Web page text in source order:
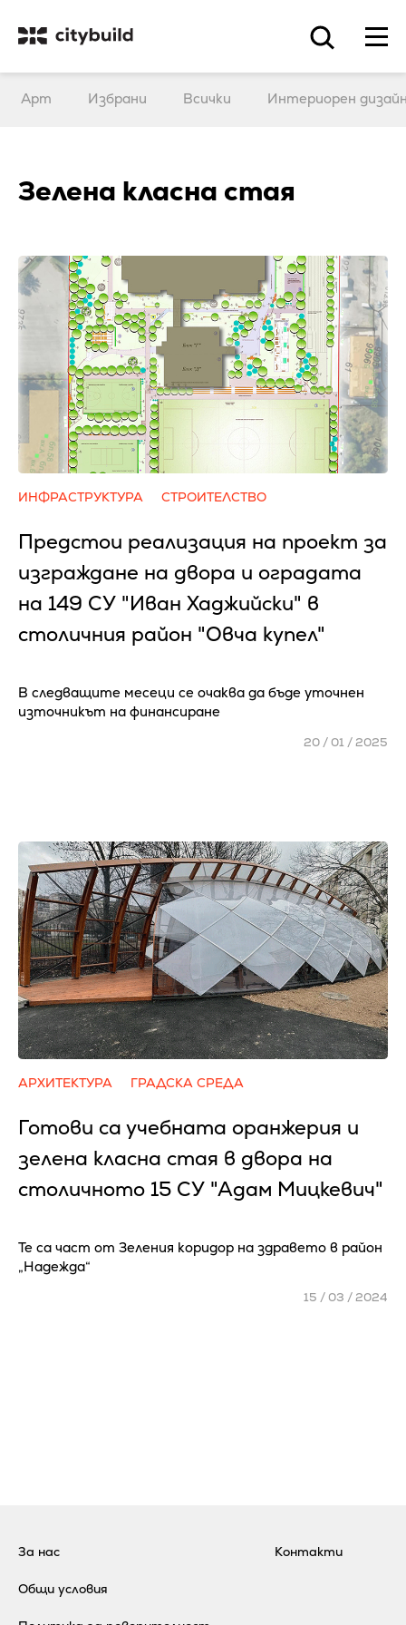
Арт Избрани Всички Интериорен
Зелена класна стая
ИНФРАСТРУКТУРА СТРОИТЕЛСТВО
Предстои реализация на проект за
изграждане на двора и оградата
на 149 СУ "Иван Хаджийски" в
столичния район "Овча купел"
В следващите месеци се очаква да бъде уточнен
източникът на финансиране
20 / 01 / 2025
АРХИТЕКТУРА ГРАДСКА СРЕДА
Готови са учебната оранжерия и
зелена класна стая в двора на
столичното 15 СУ "Адам Мицкевич"
Те са част от Зеления коридор на здравето в район
„Надежда“
15 / 03 / 2024
За нас
Общи условия
Контакти